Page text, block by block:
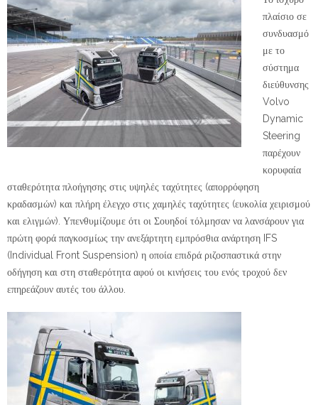
πλαίσιο σε
συνδυασμό
με το
σύστημα
διεύθυνσης
Volvo
Dynamic
Steering
παρέχουν
κορυφαία
σταθερότητα πλοήγησης στις υψηλές ταχύτητες (απορρόφηση
κραδασμών) και πλήρη έλεγχο στις χαμηλές ταχύτητες (ευκολία χειρισμού
και ελιγμών). Υπενθυμίζουμε ότι οι Σουηδοί τόλμησαν να λανσάρουν για
πρώτη φορά παγκοσμίως την ανεξάρτητη εμπρόσθια ανάρτηση IFS
(Individual Front Suspension) η οποία επιδρά ριζοσπαστικά στην
οδήγηση και στη σταθερότητα αφού οι κινήσεις του ενός τροχού δεν
επηρεάζουν αυτές του άλλου.